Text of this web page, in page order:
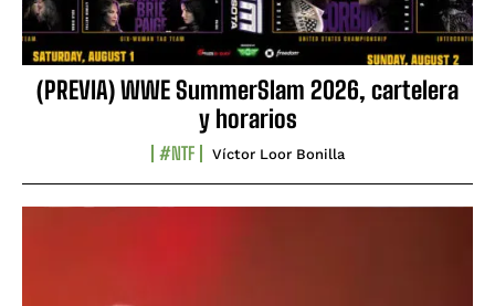
(PREVIA) WWE SummerSlam 2026, cartelera
y horarios
#NTF Víctor Loor Bonilla